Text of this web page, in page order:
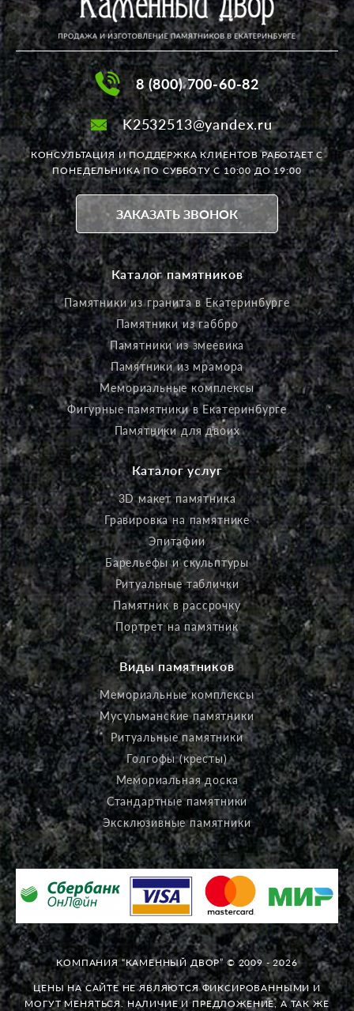
8 (800) 700-60-82
K2532513@yandex.ru
КОНСУЛЬТАЦИЯ И ПОДДЕРЖКА КЛИЕНТОВ РАБОТАЕТС
ПОНЕДЕЛЬНИКА ПО СУББОТУ С 10:00 ДО 19:00
ЗАКАЗАТЬ ЗВОНОК
Каталог памятников
Памятники из гранита в Екатеринбурге
Памятники из габбро
Памятники из змеевика
Памятники из мрамора
Мемориальные комплексы
Фигурные памятники в Екатеринбурге
Памятники для двоих
Каталог услуг
3D макет памятника
Гравировка на памятнике
Эпитафии
Барельефы и скульптуры
Ритуальные таблички
Памятник в рассрочку
Портрет на памятник
Виды памятников
Мемориальные комплексы
Мусульманские памятники
Ритуальные памятники
Голгофы (кресты)
Мемориальная доска
Стандартные памятники
Эксклюзивные памятники
КОМПАНИЯ “КАМЕННЫЙ ДВОР” © 2009 - 2026
ЦЕНЫ НА САЙТЕ НЕ ЯВЛЯЮТСЯ ФИКСИРОВАННЫМИ И
МОГУТ МЕНЯТЬСЯ. НАЛИЧИЕ И ПРЕДЛОЖЕНИЕ, А ТАК ЖЕ